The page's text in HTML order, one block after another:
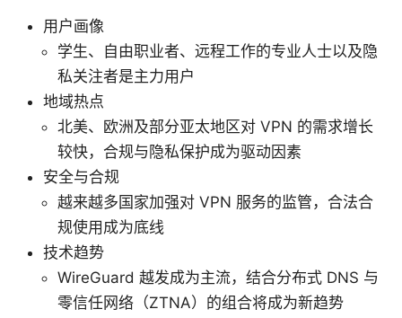
用户画像
学生、自由职业者、远程工作的专业人士以及隐
私关注者是主力用户
地域热点
北美、欧洲及部分亚太地区对 VPN 的需求增长
较快，合规与隐私保护成为驱动因素
安全与合规
越来越多国家加强对 VPN 服务的监管，合法合
规使用成为底线
技术趋势
WireGuard 越发成为主流，结合分布式 DNS 与
零信任网络（ZTNA）的组合将成为新趋势